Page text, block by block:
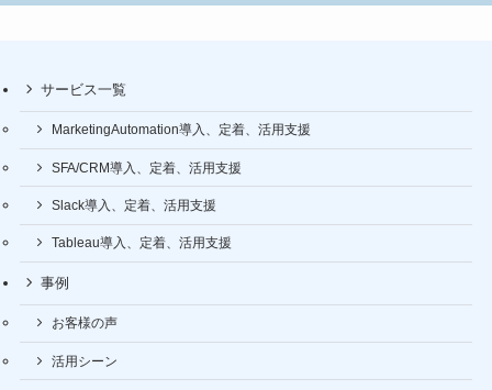
サービス一覧
MarketingAutomation導入、定着、活用支援
SFA/CRM導入、定着、活用支援
Slack導入、定着、活用支援
Tableau導入、定着、活用支援
事例
お客様の声
活用シーン